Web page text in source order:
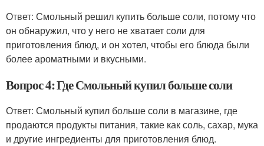
Ответ: Смольный решил купить больше соли, потому что
он обнаружил, что у него не хватает соли для
приготовления блюд, и он хотел, чтобы его блюда были
более ароматными и вкусными.
Вопрос 4: Где Смольный купил больше соли
Ответ: Смольный купил больше соли в магазине, где
продаются продукты питания, такие как соль, сахар, мука
и другие ингредиенты для приготовления блюд.